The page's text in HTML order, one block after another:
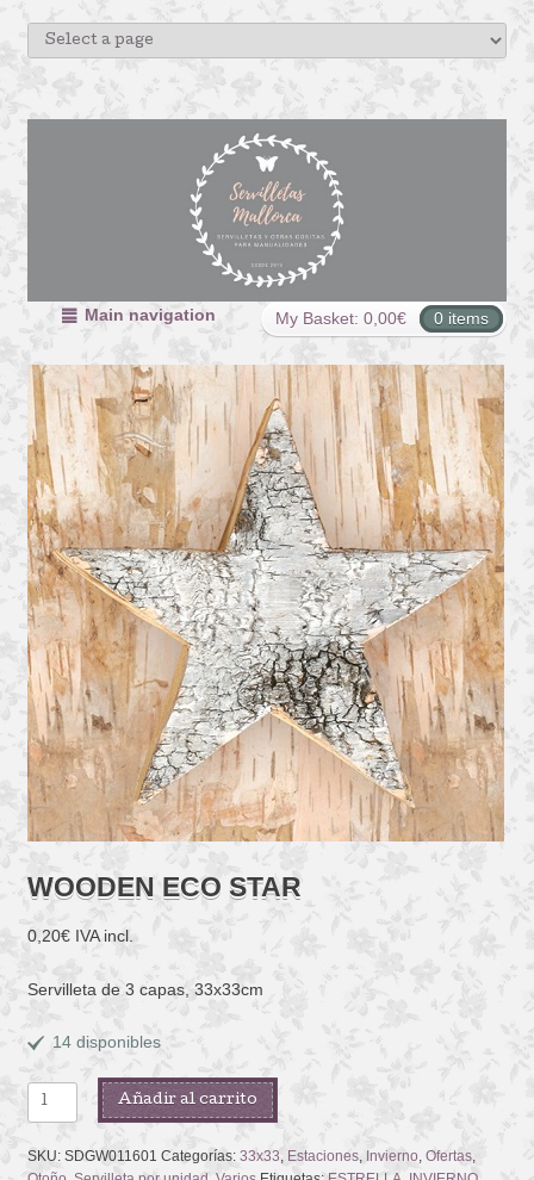
My Basket: 0,00€ 0 items
Main navigation
WOODEN ECO STAR
0,20€ IVA incl.
Servilleta de 3 capas, 33x33cm
14 disponibles
WOODEN
ECO
STAR
cantidad
Añadir al carrito
SKU: SDGW011601 Categorías: 33x33 Estaciones, Invierno Ofertas,